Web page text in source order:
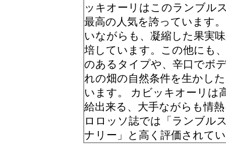
ッキオーリはこのランブル
最高の人気を誇っています
いながらも、凝縮した果実
培しています。この他にも
のあるタイプや、辛口でボ
れの畑の自然条件を生かし
います。 カビッキオーリは
給出来る、大手ながらも情
ロロッソ誌では「ランブル
ナリー」と高く評価されて